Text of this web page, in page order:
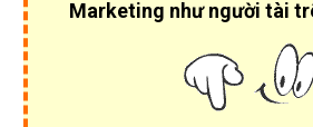
Marketing như người tài